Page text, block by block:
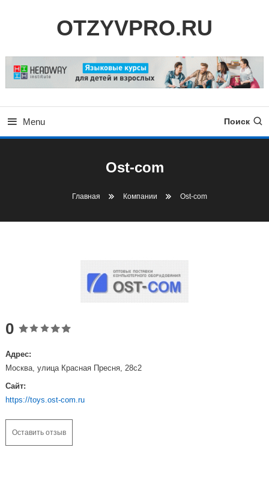
OTZYVPRO.RU
Menu Поиск
Ost-com
Главная Компании Ost-com
0
Адрес:
Москва, улица Красная Пресня, 28с2
Сайт:
https://toys.ost-com.ru
Оставить отзыв